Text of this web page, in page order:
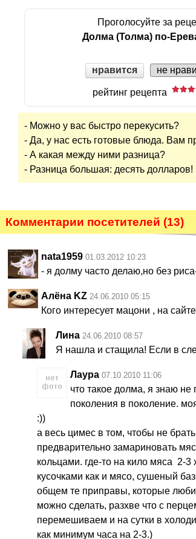
Проголосуйте за
Долма (Толма) по-
нравится не
рейтинг рецепта
- Можно у вас быстро перекусить?
- Да, у нас есть готовые блюда. Вам
- А какая между ними разница?
- Разница большая: десять долларов!
Комментарии посетителей (13)
nata1959 01.03.2012 10:23
- я долму часто делаю,но без
Алёна KZ 24.06.2010 05:15
Кого интересует мацони , на
Лина 24.06.2010 08:57
Я нашла и стащила! Если в
Лаура 07.10.2010 11:06
что такое долма, я знаю
поколения в поколение.
:))
а весь цимес в том, чтобы не
предварительно замариновать
кольцами. где-то на кило мяса 2-
кусочками как и мясо, сушеный
общем те приправы, которые
можно сделать, разхве что с
перемешиваем и на сутки в
как минимум часа на 2-3.)